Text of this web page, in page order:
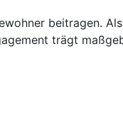
beitragen.
trägt